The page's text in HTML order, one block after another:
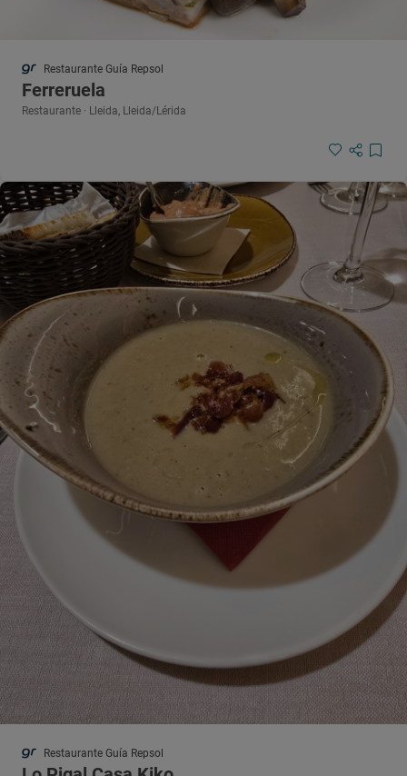
Restaurante Guía Repsol
Ferreruela
Restaurante · Lleida, Lleida/Lérida
Restaurante Guía Repsol